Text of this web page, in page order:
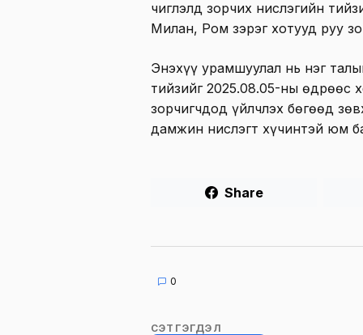
чиглэлд зорчих нислэгийн
Милан, Ром зэрэг хотууд руу
Энэхүү урамшуулал нь нэг
тийзийг 2025.08.05-ны өдрөөс
зорчигчдод үйлчлэх бөгөөд
дамжин нислэгт хүчинтэй юм
Share
0
СЭТГЭГДЭЛ